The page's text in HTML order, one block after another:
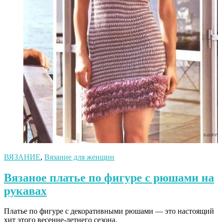
ВЯЗАНИЕ, Вязание для женщин
Вязаное платье по фигуре с рюшами на
рукавах
Платье по фигуре с декоративными рюшами — это настоящий
хит этого весенне-летнего сезона.